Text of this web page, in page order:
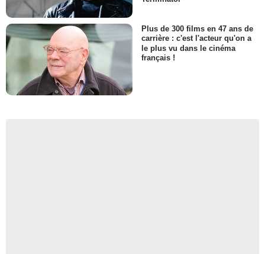
Plus de 300 films en 47 ans de
carrière : c'est l'acteur qu'on a
le plus vu dans le cinéma
français !